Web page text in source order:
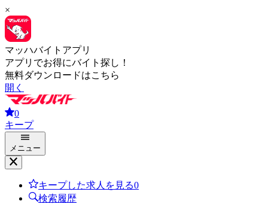
×
マッハバイトアプリ
アプリでお得にバイト探し！
無料ダウンロードはこちら
開く
0
キープ
メニュー
キープした求人を見る0
検索履歴